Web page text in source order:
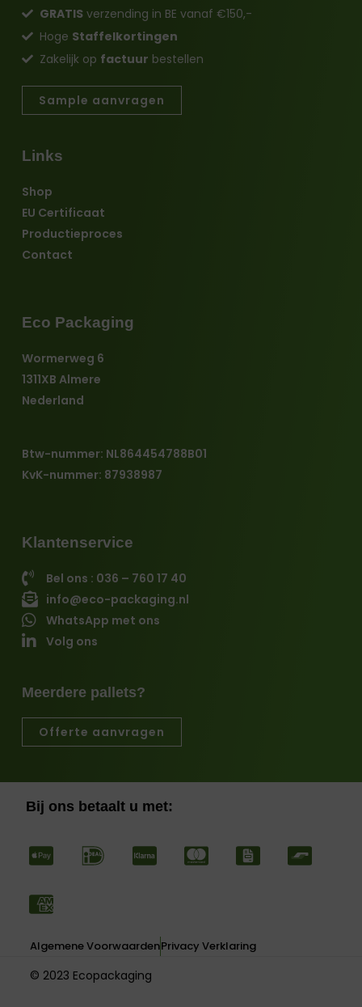
Klantenservice
Bel ons : 036 – 760 17 40
info@eco-packaging.nl
WhatsApp met ons
Volg ons
Meerdere pallets?
Offerte aanvragen
Eco Packaging
Wormerweg 6
1311XB Almere
Nederland
Btw-nummer: NL864454788B01
KvK-nummer: 87938987
Links
Shop
EU Certificaat
Productieproces
Contact
GRATIS verzending in BE vanaf €150,-
Hoge Staffelkortingen
Zakelijk op factuur bestellen
Sample aanvragen
Bij ons betaalt u met:
Algemene VoorwaardenPrivacy Verklaring
© 2023 Ecopackaging